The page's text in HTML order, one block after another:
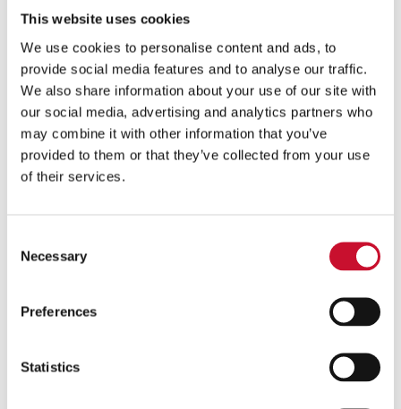
This website uses cookies
We use cookies to personalise content and ads, to
provide social media features and to analyse our traffic.
We also share information about your use of our site with
our social media, advertising and analytics partners who
may combine it with other information that you’ve
provided to them or that they’ve collected from your use
of their services.
Selection
Necessary
Preferences
Statistics
– suho cvetje in suh evkaliptus
– zlati konfeti ali prah in lepilo
– kladivo, žebelj in rezalnik
– škarje in čopič
– lepilo in vroče lepilo